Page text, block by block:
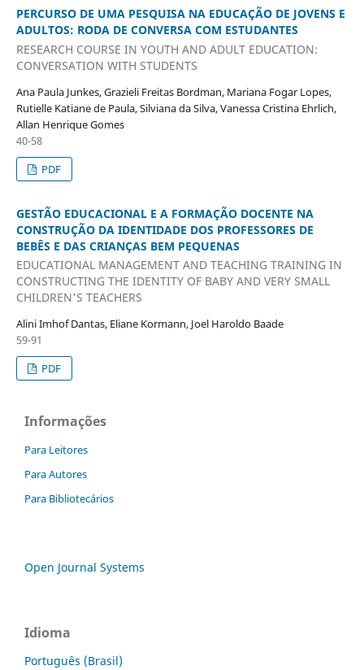
PERCURSO DE UMA PESQUISA NA EDUCAÇÃO DE JOVENS E
ADULTOS: RODA DE CONVERSA COM ESTUDANTES
RESEARCH COURSE IN YOUTH AND ADULT EDUCATION:
CONVERSATION WITH STUDENTS
Ana Paula Junkes, Grazieli Freitas Bordman, Mariana Fogar Lopes,
Rutielle Katiane de Paula, Silviana da Silva, Vanessa Cristina Ehrlich,
Allan Henrique Gomes
40-58
PDF
GESTÃO EDUCACIONAL E A FORMAÇÃO DOCENTE NA
CONSTRUÇÃO DA IDENTIDADE DOS PROFESSORES DE
BEBÊS E DAS CRIANÇAS BEM PEQUENAS
EDUCATIONAL MANAGEMENT AND TEACHING TRAINING IN
CONSTRUCTING THE IDENTITY OF BABY AND VERY SMALL
CHILDREN'S TEACHERS
Alini Imhof Dantas, Eliane Kormann, Joel Haroldo Baade
59-91
PDF
Informações
Para Leitores
Para Autores
Para Bibliotecários
Open Journal Systems
Idioma
Português (Brasil)